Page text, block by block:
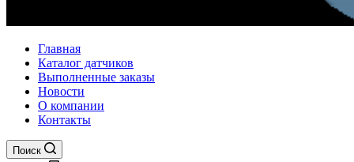
Главная
Каталог датчиков
Выполненные заказы
Новости
О компании
Контакты
Поиск